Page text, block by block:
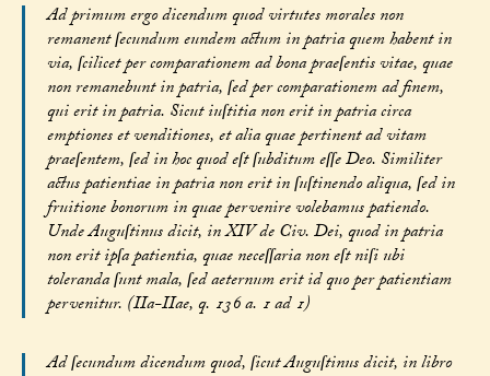
Ad primum ergo dicendum quod virtutes morales non
remanent ſecundum eundem actum in patria quem habent in
via, ſcilicet per comparationem ad bona praeſentis vitae, quae
non remanebunt in patria, ſed per comparationem ad finem,
qui erit in patria. Sicut iuſtitia non erit in patria circa
emptiones et venditiones, et alia quae pertinent ad vitam
praeſentem, ſed in hoc quod eſt ſubditum eſſe Deo. Similiter
actus patientiae in patria non erit in ſuſtinendo aliqua, ſed in
fruitione bonorum in quae pervenire volebamus patiendo.
Unde Auguſtinus dicit, in XIV de Civ. Dei, quod in patria
non erit ipſa patientia, quae neceſſaria non eſt niſi ubi
toleranda ſunt mala, ſed aeternum erit id quo per patientiam
pervenitur. (IIa-IIae, q. 136 a. 1 ad 1)
Ad ſecundum dicendum quod, ſicut Auguſtinus dicit, in libro